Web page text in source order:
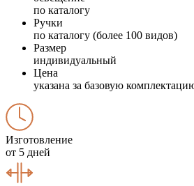
по каталогу
Ручки
по каталогу (более 100 видов)
Размер
индивидуальный
Цена
указана за базовую
Изготовление
от 5 дней